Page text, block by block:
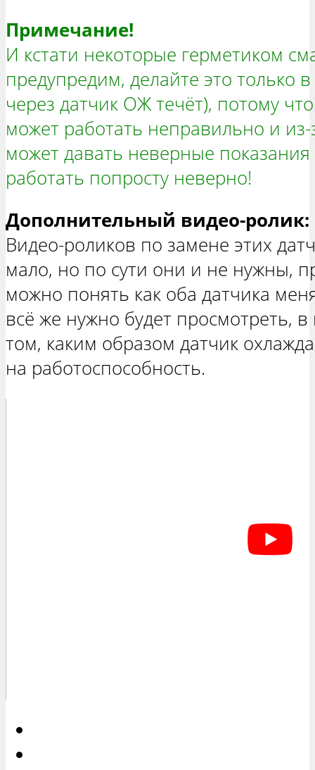
Примечание!
И кстати некоторые герметиком
предупредим, делайте это только
через датчик ОЖ течёт), потому
может работать неправильно и из-
может давать неверные показания
работать попросту неверно!
Дополнительный видео-ролик:
Видео-роликов по замене этих
мало, но по сути они и не нужны,
можно понять как оба датчика
всё же нужно будет просмотреть,
том, каким образом датчик
на работоспособность.